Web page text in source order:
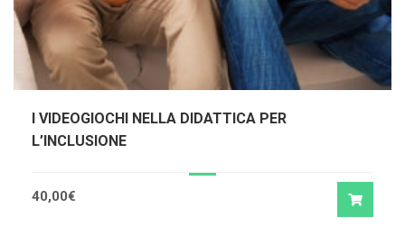
I VIDEOGIOCHI NELLA DIDATTICA PER
L’INCLUSIONE
40,00€